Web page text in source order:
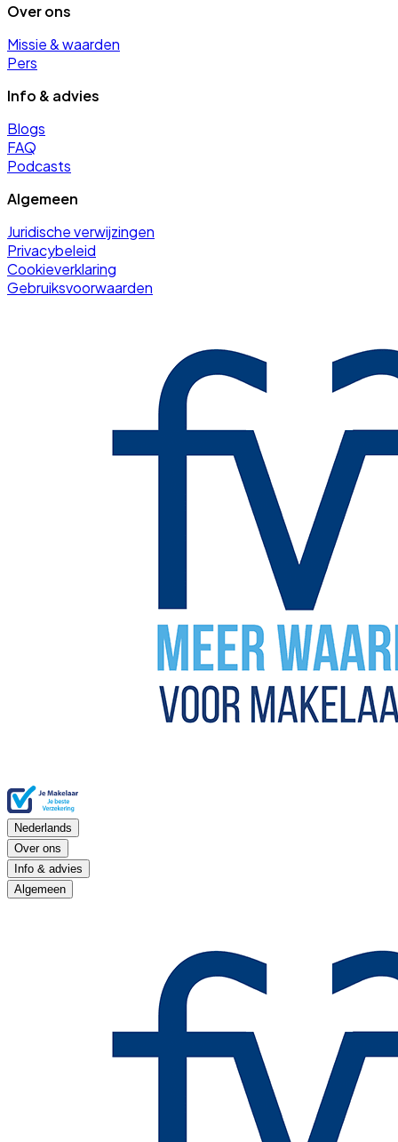
Over ons
Missie & waarden
Pers
Info & advies
Blogs
FAQ
Podcasts
Algemeen
Juridische verwijzingen
Privacybeleid
Cookieverklaring
Gebruiksvoorwaarden
Nederlands
Over ons
Info & advies
Algemeen